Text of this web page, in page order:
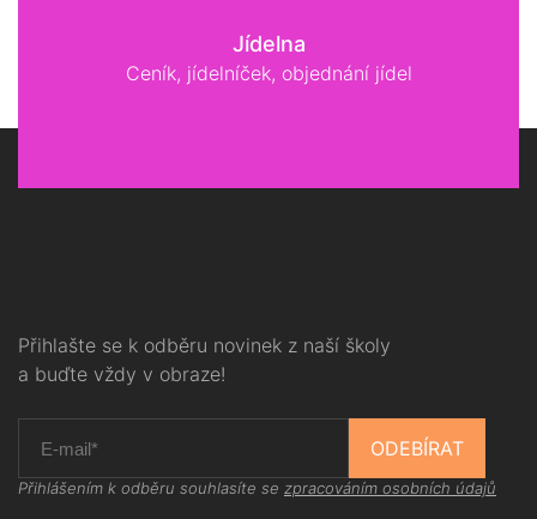
Jídelna
Ceník, jídelníček, objednání jídel
Přihlašte se k odběru novinek z naší školy
a buďte vždy v obraze!
ODEBÍRAT
Přihlášením k odběru souhlasíte se zpracováním osobních údajů